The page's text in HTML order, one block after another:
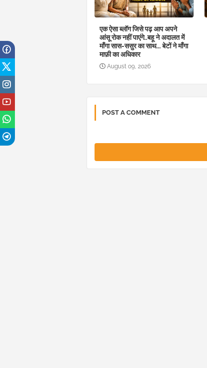
एक ऐसा ब्लॉग जिसे पढ़ आप अपने
आंसू रोक नहीं पाएंगे..बहू ने अदालत में
माँगा सास-ससुर का साथ... बेटों ने माँगा
माफ़ी का अधिकार
August 09, 2026
POST A COMMENT